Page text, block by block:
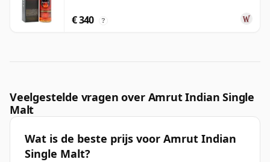
€ 340 ?
Veelgestelde vragen over Amrut Indian Single
Malt
Wat is de beste prijs voor Amrut Indian
Single Malt?